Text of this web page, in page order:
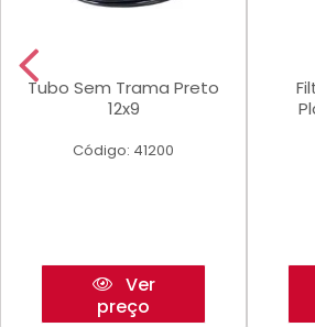
Tubo Sem Trama Preto
12x9
Código: 41200
Ver
preço